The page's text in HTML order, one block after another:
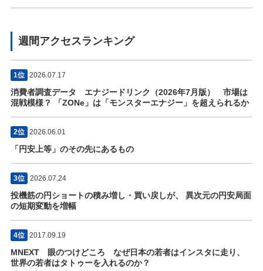
週間アクセスランキング
1位 2026.07.17
消費者調査データ エナジードリンク（2026年7月版） 市場は
混戦模様？ 「ZONe」は「モンスターエナジー」を超えられるか
2位 2026.06.01
「円安上等」のその先にあるもの
3位 2026.07.24
投機筋の円ショートの積み増し・買い戻しが、 異次元の円安局面
の短期変動を増幅
4位 2017.09.19
MNEXT 眼のつけどころ なぜ日本の若者はインスタに走り、
世界の若者はタトゥーを入れるのか？